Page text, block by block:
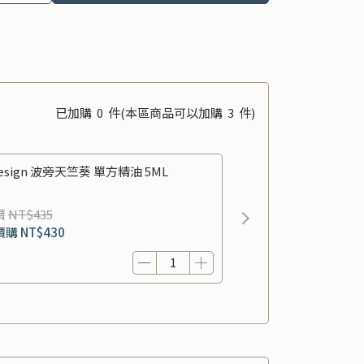
已加購 0 件(本區商品可以加購 3 件)
波旁天竺葵 單方精油 5ML
NT$435
購NT$430